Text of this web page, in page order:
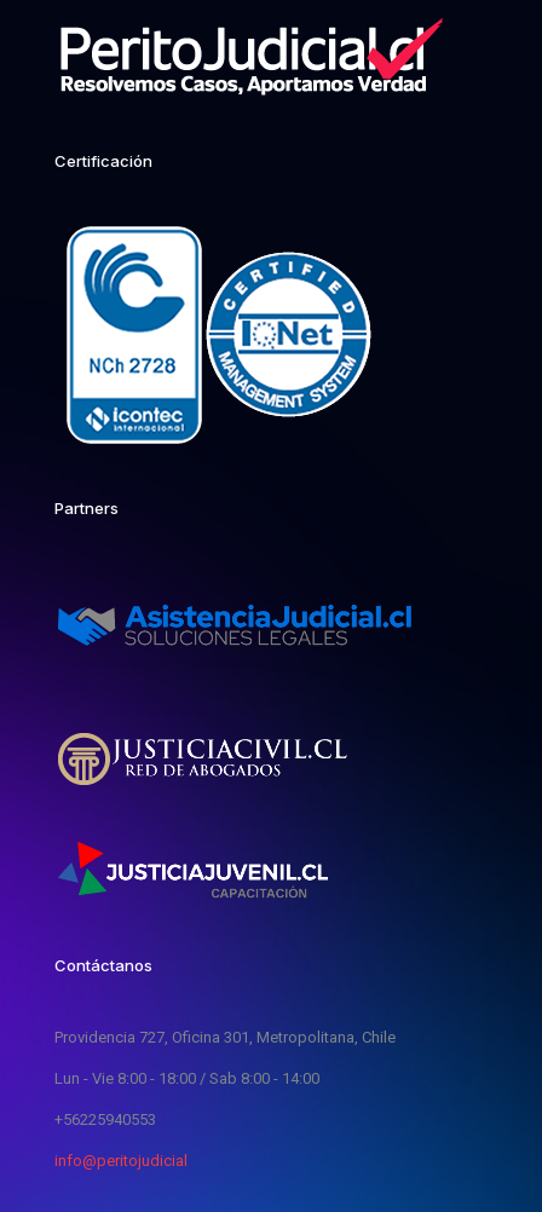
Certificación
Partners
Contáctanos
Providencia 727, Oficina 301, Metropolitana, Chile
Lun - Vie 8:00 - 18:00 / Sab 8:00 - 14:00
+56225940553
info@peritojudicial